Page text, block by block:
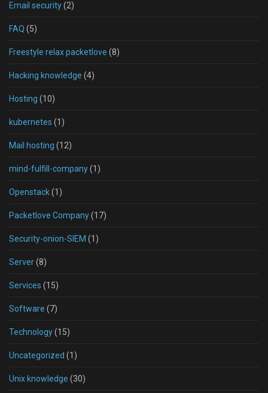
Email security(2)
FAQ (5)
Freestyle relax packetlove (8)
Hacking knowledge (4)
Hosting (10)
kubernetes (1)
Mail hosting (12)
mind-fulfill-company(1)
Openstack(1)
Packetlove Company(17)
Security-onion-SIEM (1)
Server(8)
Services (15)
Software (7)
Technology(15)
Uncategorized (1)
Unix knowledge (30)